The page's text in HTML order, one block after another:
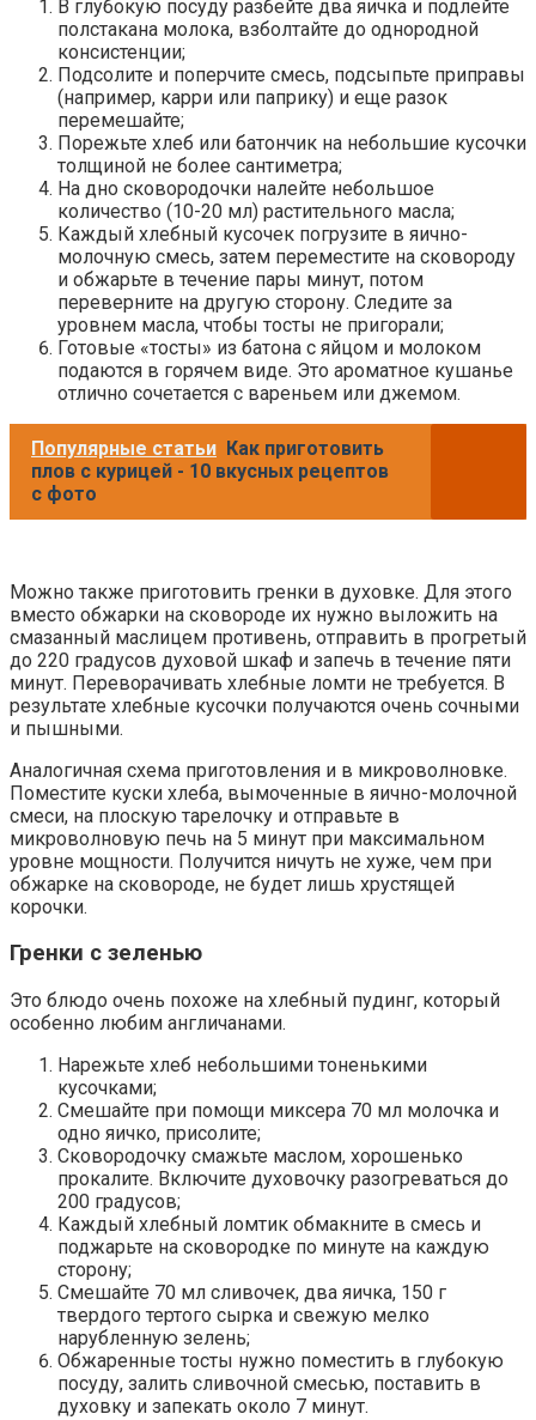
В глубокую посуду разбейте два яичка и подлейте
полстакана молока, взболтайте до однородной
консистенции;
Подсолите и поперчите смесь, подсыпьте приправы
(например, карри или паприку) и еще разок
перемешайте;
Порежьте хлеб или батончик на небольшие кусочки
толщиной не более сантиметра;
На дно сковородочки налейте небольшое
количество (10-20 мл) растительного масла;
Каждый хлебный кусочек погрузите в яично-
молочную смесь, затем переместите на сковороду
и обжарьте в течение пары минут, потом
переверните на другую сторону. Следите за
уровнем масла, чтобы тосты не пригорали;
Готовые «тосты» из батона с яйцом и молоком
подаются в горячем виде. Это ароматное кушанье
отлично сочетается с вареньем или джемом.
Популярные статьи Как приготовить
плов с курицей - 10 вкусных рецептов
с фото
Можно также приготовить гренки в духовке. Для этого
вместо обжарки на сковороде их нужно выложить на
смазанный маслицем противень, отправить в прогретый
до 220 градусов духовой шкаф и запечь в течение пяти
минут. Переворачивать хлебные ломти не требуется. В
результате хлебные кусочки получаются очень сочными
и пышными.
Аналогичная схема приготовления и в микроволновке.
Поместите куски хлеба, вымоченные в яично-молочной
смеси, на плоскую тарелочку и отправьте в
микроволновую печь на 5 минут при максимальном
уровне мощности. Получится ничуть не хуже, чем при
обжарке на сковороде, не будет лишь хрустящей
корочки.
Гренки с зеленью
Это блюдо очень похоже на хлебный пудинг, который
особенно любим англичанами.
Нарежьте хлеб небольшими тоненькими
кусочками;
Смешайте при помощи миксера 70 мл молочка и
одно яичко, присолите;
Сковородочку смажьте маслом, хорошенько
прокалите. Включите духовочку разогреваться до
200 градусов;
Каждый хлебный ломтик обмакните в смесь и
поджарьте на сковородке по минуте на каждую
сторону;
Смешайте 70 мл сливочек, два яичка, 150 г
твердого тертого сырка и свежую мелко
нарубленную зелень;
Обжаренные тосты нужно поместить в глубокую
посуду, залить сливочной смесью, поставить в
духовку и запекать около 7 минут.